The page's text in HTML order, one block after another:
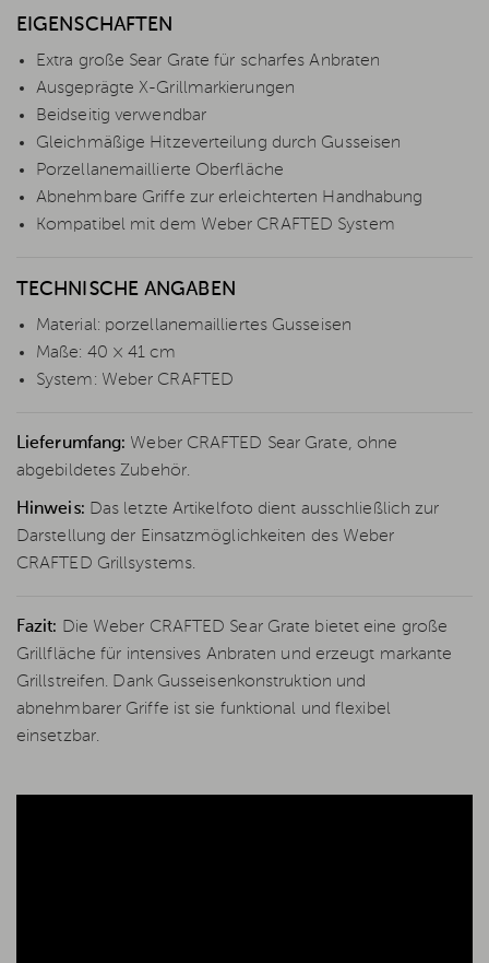
EIGENSCHAFTEN
Extra große Sear Grate für scharfes Anbraten
Ausgeprägte X-Grillmarkierungen
Beidseitig verwendbar
Gleichmäßige Hitzeverteilung durch Gusseisen
Porzellanemaillierte Oberfläche
Abnehmbare Griffe zur erleichterten Handhabung
Kompatibel mit dem Weber CRAFTED System
TECHNISCHE ANGABEN
Material: porzellanemailliertes Gusseisen
Maße: 40 × 41 cm
System: Weber CRAFTED
Lieferumfang: Weber CRAFTED Sear Grate, ohne
abgebildetes Zubehör.
Hinweis: Das letzte Artikelfoto dient ausschließlich zur
Darstellung der Einsatzmöglichkeiten des Weber
CRAFTED Grillsystems.
Fazit: Die Weber CRAFTED Sear Grate bietet eine große
Grillfläche für intensives Anbraten und erzeugt markante
Grillstreifen. Dank Gusseisenkonstruktion und
abnehmbarer Griffe ist sie funktional und flexibel
einsetzbar.